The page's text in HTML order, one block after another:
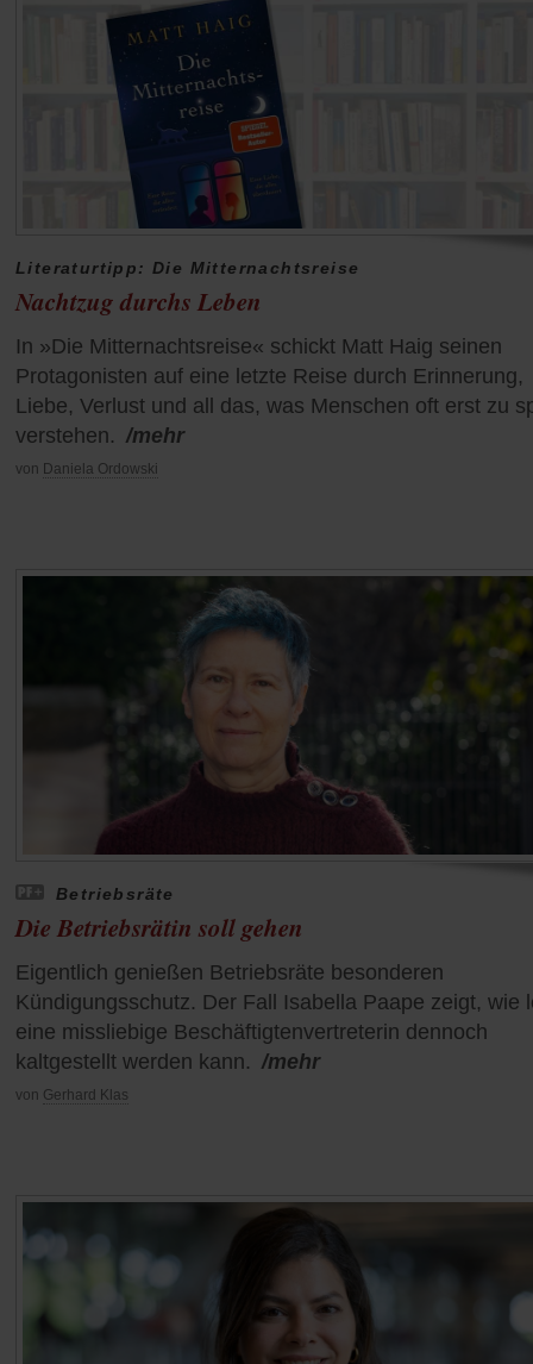
Literaturtipp: Die Mitternachtsreise
Nachtzug durchs Leben
In »Die Mitternachtsreise« schickt Matt Haig seinen
Protagonisten auf eine letzte Reise durch Erinnerung,
Liebe, Verlust und all das, was Menschen oft erst zu
verstehen. /mehr
von Daniela Ordowski
Betriebsräte
Die Betriebsrätin soll gehen
Eigentlich genießen Betriebsräte besonderen
Kündigungsschutz. Der Fall Isabella Paape zeigt, wie
eine missliebige Beschäftigtenvertreterin dennoch
kaltgestellt werden kann. /mehr
von Gerhard Klas